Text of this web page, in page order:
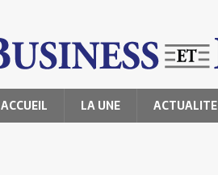
ACCUEIL LA UNE ACTUALITE